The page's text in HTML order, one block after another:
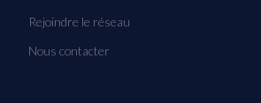
Rejoindre le réseau
Nous contacter